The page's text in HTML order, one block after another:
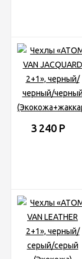
3 240 Р